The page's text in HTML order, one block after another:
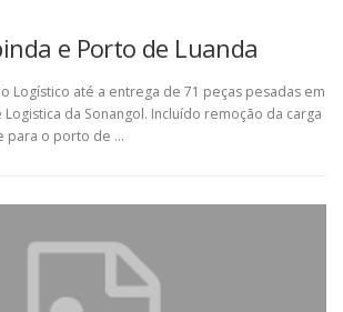
e Porto de Luanda
Logístico até a entrega de 71 peças pesadas em
da Sonangol. Incluído remoção da carga
para o porto de …